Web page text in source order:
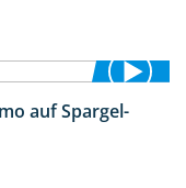
9:53
auf Spargel-